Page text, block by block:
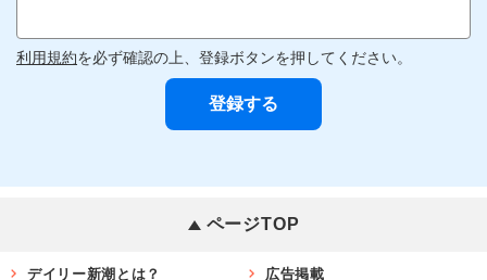
利用規約を必ず確認の上、登録ボタンを押してください。
ページTOP
デイリー新潮とは？ 広告掲載